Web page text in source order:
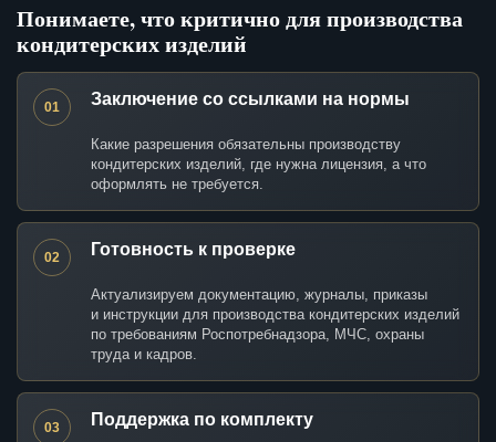
Понимаете, что критично для производства
кондитерских изделий
01 Заключение со ссылками на нормы
Какие разрешения обязательны производству
кондитерских изделий, где нужна лицензия, а что
оформлять не требуется.
02 Готовность к проверке
Актуализируем документацию, журналы, приказы
и инструкции для производства кондитерских изделий
по требованиям Роспотребнадзора, МЧС, охраны
труда и кадров.
03 Поддержка по комплекту